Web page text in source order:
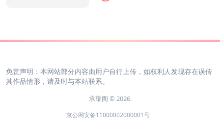
免责声明：本网站部分内容由用户自行上传，如权利人发现存在误传
其作品情形，请及时与本站联系。
承耀阁 © 2026.
京公网安备11000002000001号